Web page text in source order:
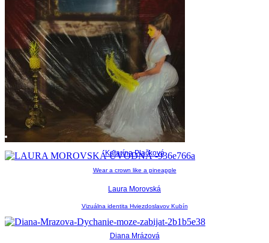
Katarína Plačková
Wear a crown like a pineapple
Laura Morovská
Vizuálna identita Hviezdoslavov Kubín
Diana Mrázová